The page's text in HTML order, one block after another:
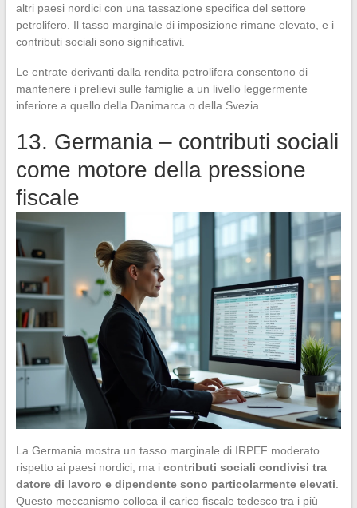
altri paesi nordici con una tassazione specifica del settore
petrolifero. Il tasso marginale di imposizione rimane elevato, e i
contributi sociali sono significativi.
Le entrate derivanti dalla rendita petrolifera consentono di
mantenere i prelievi sulle famiglie a un livello leggermente
inferiore a quello della Danimarca o della Svezia.
13. Germania – contributi sociali
come motore della pressione
fiscale
La Germania mostra un tasso marginale di IRPEF moderato
rispetto ai paesi nordici, ma i contributi sociali condivisi tra
datore di lavoro e dipendente sono particolarmente elevati
Questo meccanismo colloca il carico fiscale tedesco tra i più